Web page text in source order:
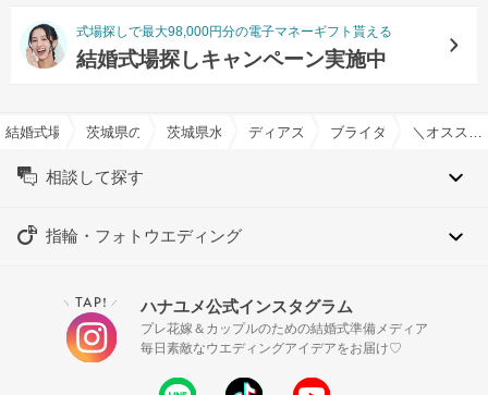
式場探しで最大98,000円分の電子マネーギフト貰える
結婚式場探しキャンペーン実施中
結婚式場を探すならハナユメ
茨城県の結婚式場一覧茨城県水戸市の結婚式場一覧
ディアズ水戸スパニッシュガーデン
ブライダルフェア一覧
相談して探す
指輪・フォトウエディング
＼ TAP! ／ ハナユメ公式インスタグラム
プレ花嫁＆カップルのための結婚式準備メディア
毎日素敵なウエディングアイデアをお届け♡